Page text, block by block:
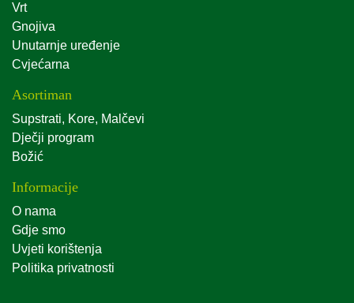
Vrt
Gnojiva
Unutarnje uređenje
Cvjećarna
Asortiman
Supstrati, Kore, Malčevi
Dječji program
Božić
Informacije
O nama
Gdje smo
Uvjeti korištenja
Politika privatnosti